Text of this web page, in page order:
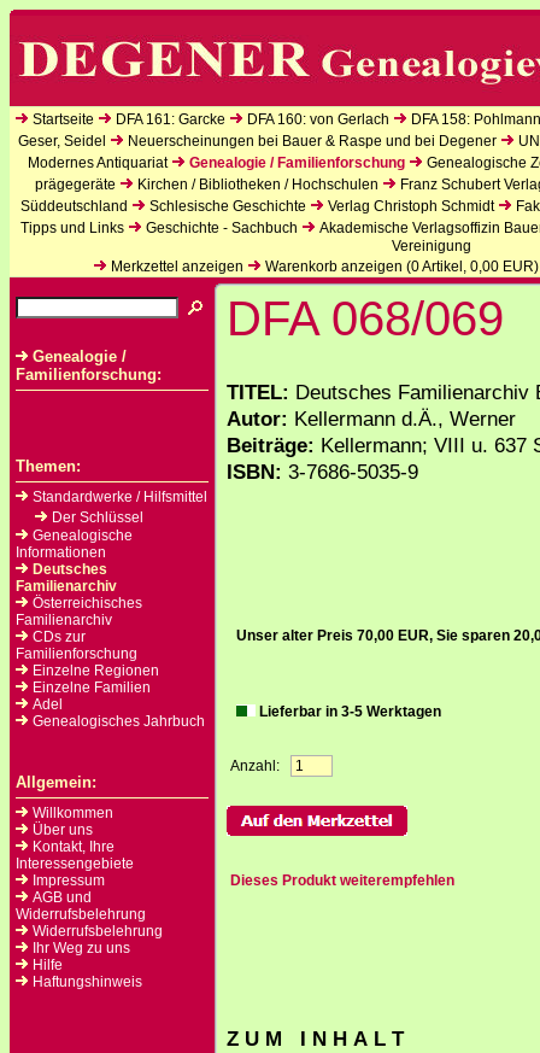
Startseite DFA 161: Garcke DFA 160: von Gerlach
DFA 158:
Geser, Seidel
Neuerscheinungen bei Bauer & Raspe und bei Degener
Modernes Antiquariat
Genealogie / Familienforschung
Genealogische
prägegeräte
Kirchen / Bibliotheken / Hochschulen
Franz Schubert
Süddeutschland
Schlesische Geschichte Verlag Christoph Schmidt
Tipps und Links
Geschichte - Sachbuch
Akademische Verlagsoffizin
Vereinigung
Merkzettel anzeigen
Warenkorb anzeigen (0Artikel, 0,00 EUR)
Genealogie /
Familienforschung:
Themen:
Standardwerke / Hilfsmittel
Der Schlüssel
Genealogische
Informationen
Deutsches
Familienarchiv
Österreichisches
Familienarchiv
CDs zur
Familienforschung
Einzelne Regionen
Einzelne Familien
Adel
Genealogisches Jahrbuch
Allgemein:
Willkommen
Über uns
Kontakt, Ihre
Interessengebiete
Impressum
AGB und
Widerrufsbelehrung
Widerrufsbelehrung
Ihr Weg zu uns
Hilfe
Haftungshinweis
DFA 068/069
TITEL: Deutsches Familienarchiv
Autor: Kellermann d.Ä., Werner
Beiträge: Kellermann; VIII u. 637
ISBN: 3-7686-5035-9
Unser alter Preis 70,00 EUR, Sie sparen
Lieferbar in 3-5 Werktagen
Anzahl:
Dieses Produkt weiterempfehlen
Z U M I N H A L T